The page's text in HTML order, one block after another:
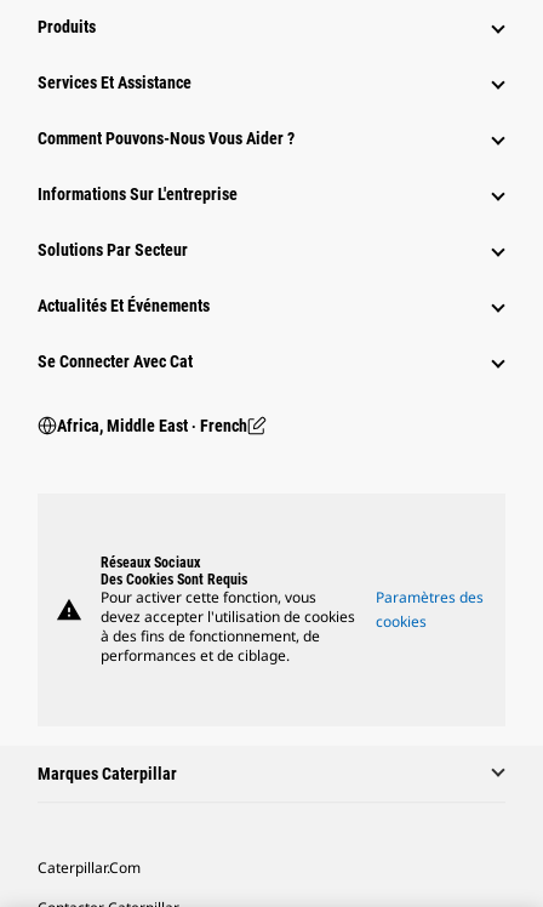
Produits
Services Et Assistance
Comment Pouvons-Nous Vous Aider ?
Informations Sur L'entreprise
Solutions Par Secteur
Actualités Et Événements
Se Connecter Avec Cat
Africa, Middle East ‧ French
warning
Réseaux Sociaux
Des Cookies Sont Requis
Pour activer cette fonction, vous
devez accepter l'utilisation de cookies
à des fins de fonctionnement, de
performances et de ciblage.
Paramètres des
cookies
Marques Caterpillar
Caterpillar.com